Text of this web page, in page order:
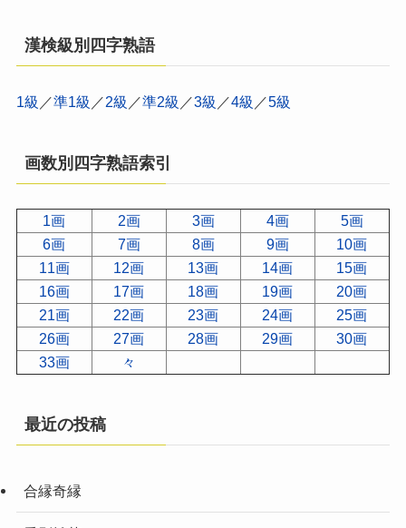
漢検級別四字熟語
1級 ／準1級 ／2級 ／準2級 ／3級 ／4級 ／5級
画数別四字熟語索引
1画 2画 3画 4画
5画
6画
7画 8画 9画
10画
11画
12画 13画 14画
15画
16画
17画 18画 19画
20画
21画
22画 23画 24画
25画
26画
27画 28画 29画
30画
33画
々
最近の投稿
合縁奇縁